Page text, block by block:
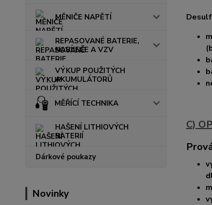
MĚNIČE NAPĚTÍ
REPASOVANÉ BATERIE,
NABÍJEČE A VZV
VÝKUP POUŽITÝCH
AKUMULÁTORŮ
MĚŘÍCÍ TECHNIKA
HAŠENÍ LITHIOVÝCH
BATERIÍ
Dárkové poukazy
Novinky
C)